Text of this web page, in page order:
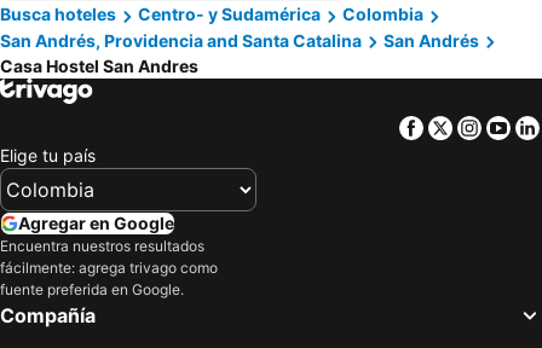
Busca hoteles
Centro- y Sudamérica
Colombia
San Andrés, Providencia and Santa Catalina
San Andrés
Casa Hostel San Andres
Facebook
Twitter
Elige tu país
Agregar en Google
Encuentra nuestros resultados
fácilmente: agrega trivago como
fuente preferida en Google.
Compañía